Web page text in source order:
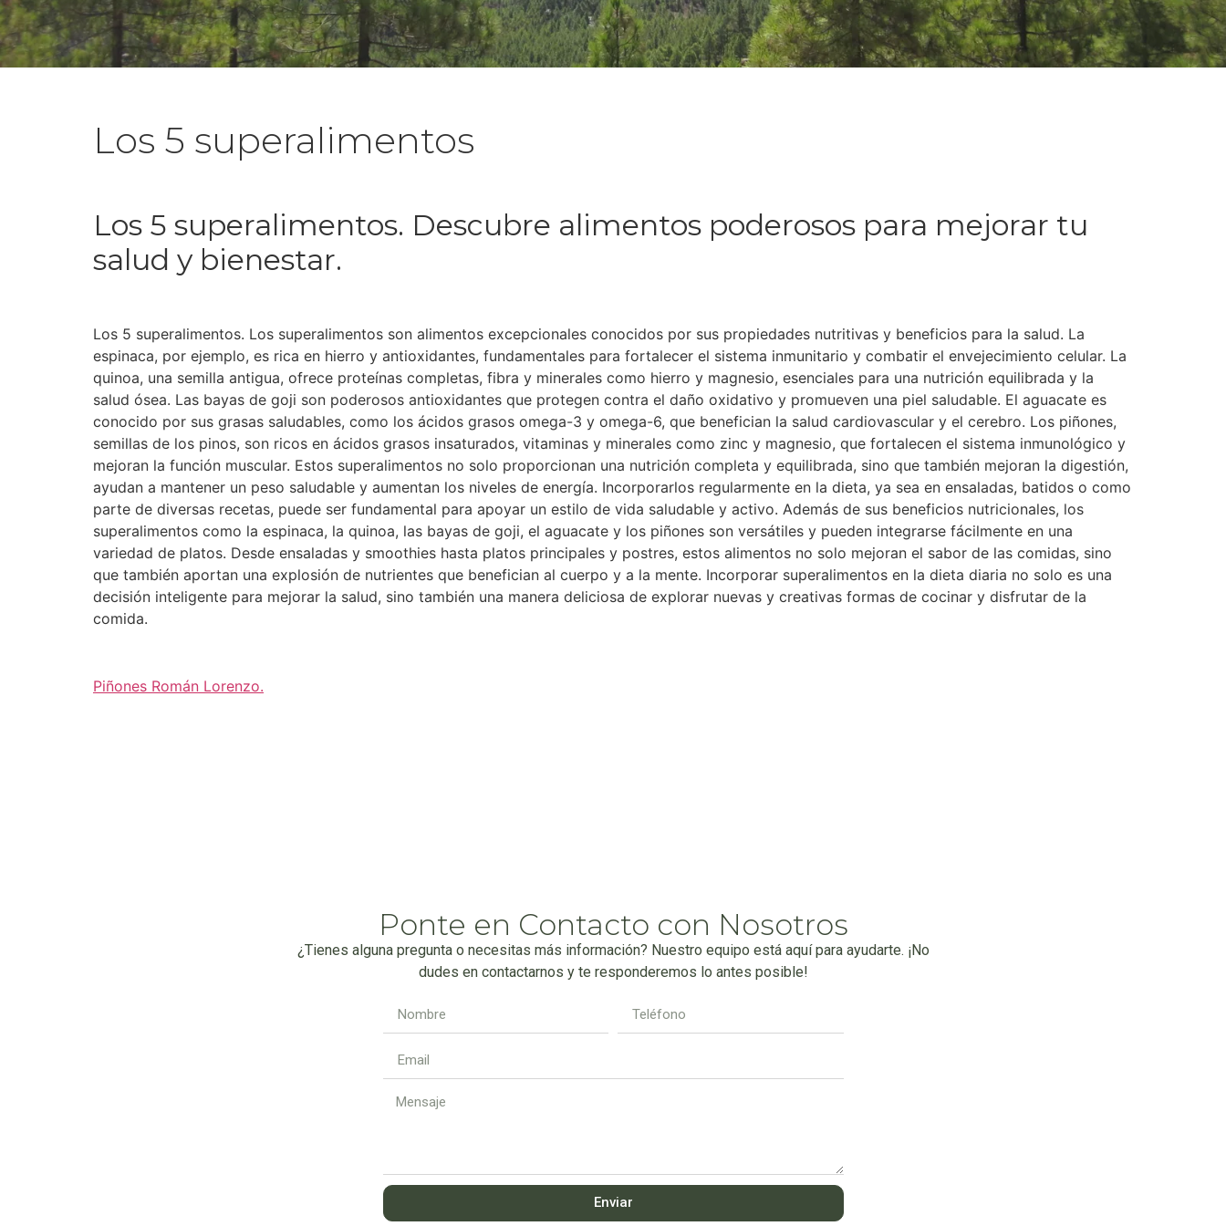
Los 5 superalimentos
Los 5 superalimentos. Descubre alimentos poderosos para mejorar tu
salud y bienestar.
Los 5 superalimentos. Los superalimentos son alimentos excepcionales conocidos por sus propiedades nutritivas y beneficios para la salud. La
espinaca, por ejemplo, es rica en hierro y antioxidantes, fundamentales para fortalecer el sistema inmunitario y combatir el envejecimiento celular. La
quinoa, una semilla antigua, ofrece proteínas completas, fibra y minerales como hierro y magnesio, esenciales para una nutrición equilibrada y la
salud ósea. Las bayas de goji son poderosos antioxidantes que protegen contra el daño oxidativo y promueven una piel saludable. El aguacate es
conocido por sus grasas saludables, como los ácidos grasos omega-3 y omega-6, que benefician la salud cardiovascular y el cerebro. Los piñones,
semillas de los pinos, son ricos en ácidos grasos insaturados, vitaminas y minerales como zinc y magnesio, que fortalecen el sistema inmunológico y
mejoran la función muscular. Estos superalimentos no solo proporcionan una nutrición completa y equilibrada, sino que también mejoran la digestión,
ayudan a mantener un peso saludable y aumentan los niveles de energía. Incorporarlos regularmente en la dieta, ya sea en ensaladas, batidos o como
parte de diversas recetas, puede ser fundamental para apoyar un estilo de vida saludable y activo. Además de sus beneficios nutricionales, los
superalimentos como la espinaca, la quinoa, las bayas de goji, el aguacate y los piñones son versátiles y pueden integrarse fácilmente en una
variedad de platos. Desde ensaladas y smoothies hasta platos principales y postres, estos alimentos no solo mejoran el sabor de las comidas, sino
que también aportan una explosión de nutrientes que benefician al cuerpo y a la mente. Incorporar superalimentos en la dieta diaria no solo es una
decisión inteligente para mejorar la salud, sino también una manera deliciosa de explorar nuevas y creativas formas de cocinar y disfrutar de la
comida.
Piñones Román Lorenzo.
Ponte en Contacto con Nosotros
¿Tienes alguna pregunta o necesitas más información? Nuestro equipo está aquí para ayudarte. ¡No
dudes en contactarnos y te responderemos lo antes posible!
Enviar